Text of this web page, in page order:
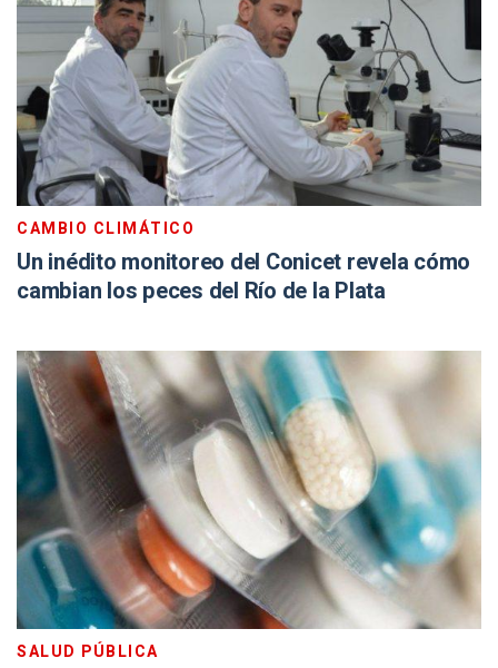
CAMBIO CLIMÁTICO
Un inédito monitoreo del Conicet revela cómo
cambian los peces del Río de la Plata
SALUD PÚBLICA